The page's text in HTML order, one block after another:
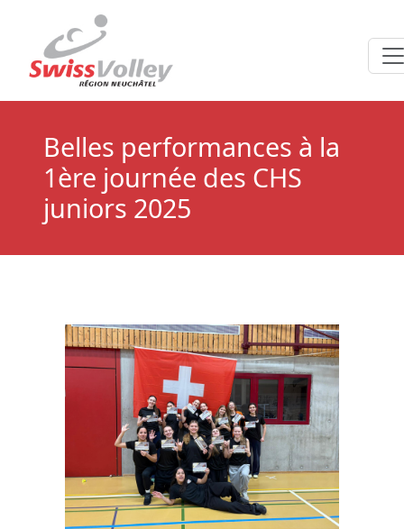
Belles performances à la
1ère journée des CHS
juniors 2025